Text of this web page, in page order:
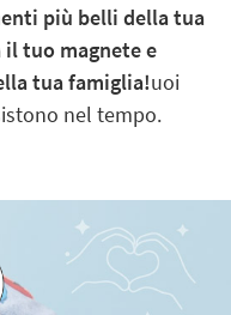
più belli della tua
tuo magnete e
tua famiglia!uoi
nel tempo.